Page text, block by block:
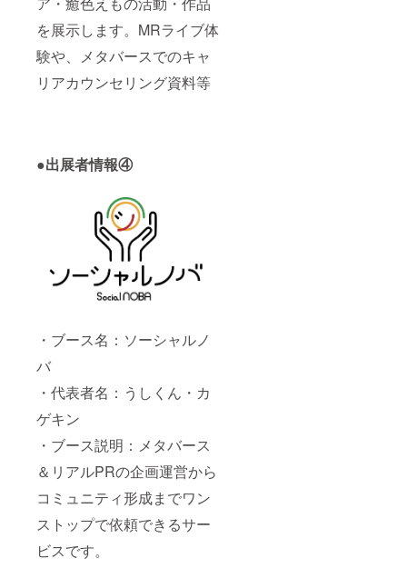
を展示します。MRライブ体
験や、メタバースでのキャ
リアカウンセリング資料等
●出展者情報④
・ブース名：ソーシャルノ
バ
・代表者名：うしくん・カ
ゲキン
・ブース説明：メタバース
＆リアルPRの企画運営から
コミュニティ形成までワン
ストップで依頼できるサー
ビスです。